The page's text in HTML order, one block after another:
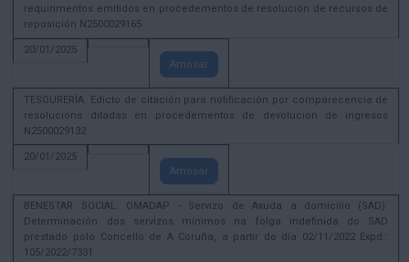
requirimentos emitidos en procedementos de resolución de recursos de
reposición N2500029165
20/01/2025
Amosar
TESOURERÍA. Edicto de citación para notificación por comparecencia de
resolucións ditadas en procedementos de devolución de ingresos
N2500029132
20/01/2025
Amosar
BENESTAR SOCIAL. OMADAP - Servizo de Axuda a domicilio (SAD):
Determinación dos servizos mínimos na folga indefinida do SAD
prestado polo Concello de A Coruña, a partir do día 02/11/2022 Expd.:
105/2022/7331